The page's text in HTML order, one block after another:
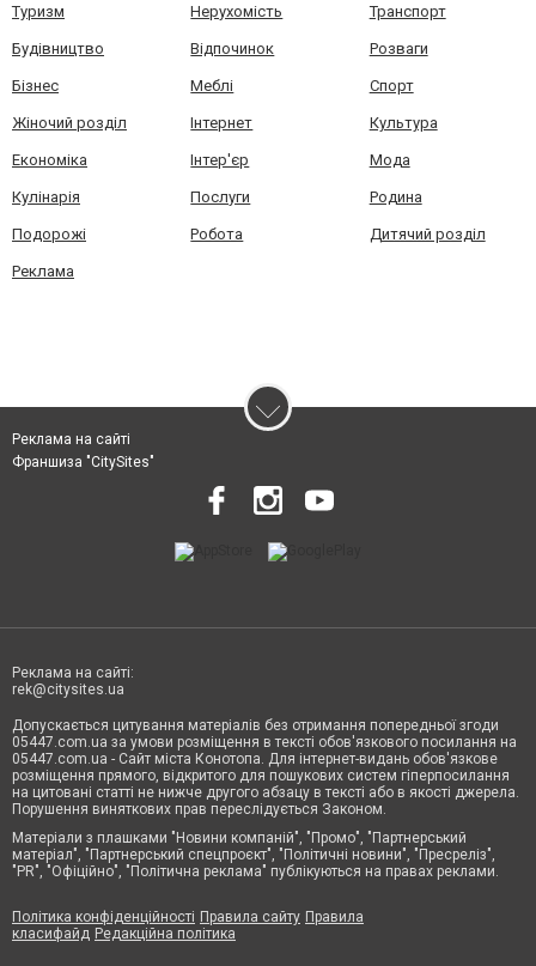
Туризм Нерухомість Транспорт
Будівництво Відпочинок Розваги
Бізнес Меблі Спорт
Жіночий розділ Інтернет Культура
Економіка Інтер'єр Мода
Кулінарія Послуги Родина
Подорожі Робота Дитячий розділ
Реклама
Реклама на сайті
Франшиза "CitySites"
Реклама на сайті:
rek@citysites.ua
Допускається цитування матеріалів без отримання попередньої згоди
05447.com.ua за умови розміщення в тексті обов'язкового посилання на
05447.com.ua - Сайт міста Конотопа. Для інтернет-видань обов'язкове
розміщення прямого, відкритого для пошукових систем гіперпосилання
на цитовані статті не нижче другого абзацу в тексті або в якості джерела.
Порушення виняткових прав переслідується Законом.
Матеріали з плашками "Новини компаній", "Промо", "Партнерський
матеріал", "Партнерський спецпроєкт", "Політичні новини", "Пресреліз",
"PR", "Офіційно", "Політична реклама" публікуються на правах реклами.
Політика конфіденційності Правила сайту Правила
класифайд Редакційна політика